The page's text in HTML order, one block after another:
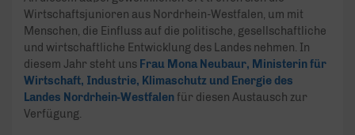
Wirtschaftsjunioren aus Nordrhein-Westfalen, um mit
Menschen, die Einfluss auf die politische, gesellschaftliche
und wirtschaftliche Entwicklung des Landes nehmen. In
diesem Jahr steht uns Frau Mona Neubaur, Ministerin für
Wirtschaft, Industrie, Klimaschutz und Energie des
Landes Nordrhein-Westfalen für diesen Austausch zur
Verfügung.